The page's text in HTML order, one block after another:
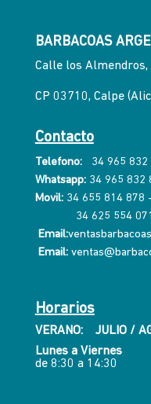
BARBACOAS
Calle los Almendros,
CP 03710, Calpe
Contacto
Telefono:
34 965 832
Whatsapp:34 965 832
Movil: 34 655 814 878
34 625 554 071
Email:
Email:
Horarios
VERANO: JULIO /
Lunes a Viernes
de 8:30 a 14:30